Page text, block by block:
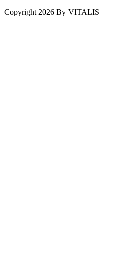
Copyright 2026 By VITALIS